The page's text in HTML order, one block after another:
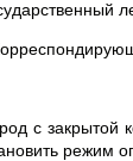
с закрытой
режим